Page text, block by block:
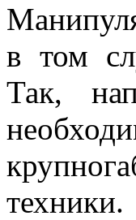
в том
Так,
техники.